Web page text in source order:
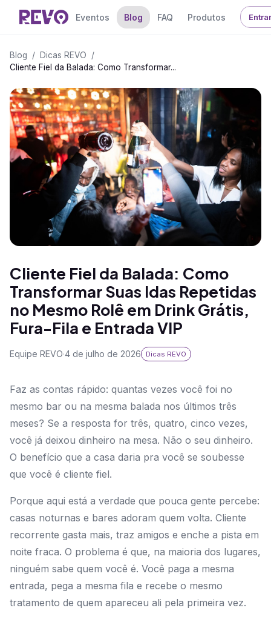
Eventos Blog FAQ Produtos
Blog / Dicas REVO
/
Cliente Fiel da Balada: Como Transformar...
Cliente Fiel da Balada: Como
Transformar Suas Idas Repetidas
no Mesmo Rolê em Drink Grátis,
Fura-Fila e Entrada VIP
Equipe REVO·4 de julho de 2026 Dicas REVO
Faz as contas rápido: quantas vezes você foi no
mesmo bar ou na mesma balada nos últimos três
meses? Se a resposta for três, quatro, cinco vezes,
você já deixou dinheiro na mesa. Não o seu dinheiro.
O benefício que a casa daria pra você se soubesse
que você é cliente fiel.
Porque aqui está a verdade que pouca gente percebe:
casas noturnas e bares adoram quem volta. Cliente
recorrente gasta mais, traz amigos e enche a pista em
noite fraca. O problema é que, na maioria dos lugares,
ninguém sabe quem você é. Você paga a mesma
entrada, pega a mesma fila e recebe o mesmo
tratamento de quem apareceu ali pela primeira vez.